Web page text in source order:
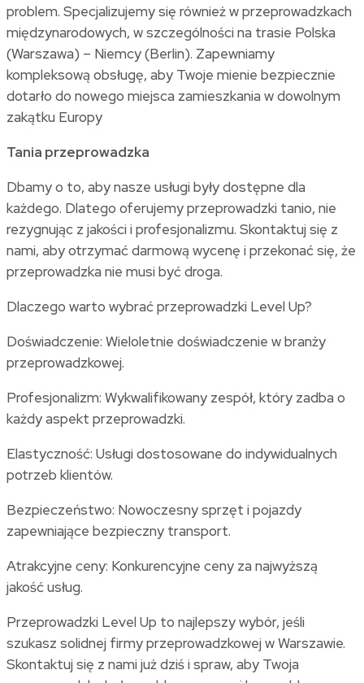
problem. Specjalizujemy się również w przeprowadzkach
międzynarodowych, w szczególności na trasie Polska
(Warszawa) – Niemcy (Berlin). Zapewniamy
kompleksową obsługę, aby Twoje mienie bezpiecznie
dotarło do nowego miejsca zamieszkania w dowolnym
zakątku Europy
Tania przeprowadzka
Dbamy o to, aby nasze usługi były dostępne dla
każdego. Dlatego oferujemy przeprowadzki tanio, nie
rezygnując z jakości i profesjonalizmu. Skontaktuj się z
nami, aby otrzymać darmową wycenę i przekonać się, że
przeprowadzka nie musi być droga.
Dlaczego warto wybrać przeprowadzki Level Up?
Doświadczenie: Wieloletnie doświadczenie w branży
przeprowadzkowej.
Profesjonalizm: Wykwalifikowany zespół, który zadba o
każdy aspekt przeprowadzki.
Elastyczność: Usługi dostosowane do indywidualnych
potrzeb klientów.
Bezpieczeństwo: Nowoczesny sprzęt i pojazdy
zapewniające bezpieczny transport.
Atrakcyjne ceny: Konkurencyjne ceny za najwyższą
jakość usług.
Przeprowadzki Level Up to najlepszy wybór, jeśli
szukasz solidnej firmy przeprowadzkowej w Warszawie.
Skontaktuj się z nami już dziś i spraw, aby Twoja